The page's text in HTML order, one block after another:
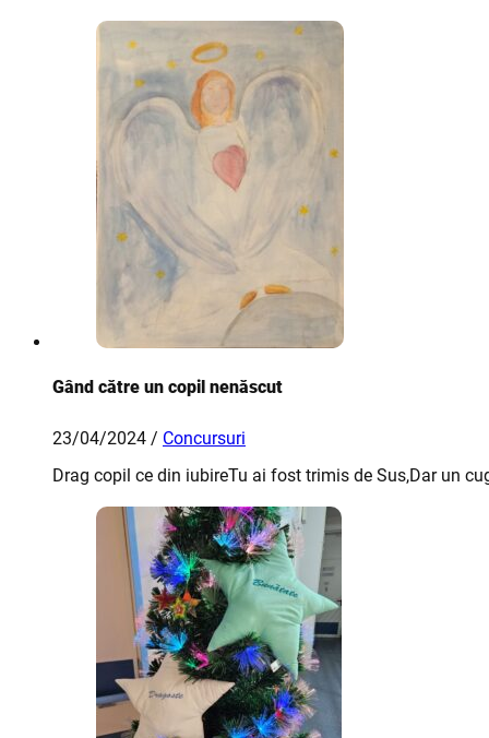
Gând către un copil nenăscut
23/04/2024 / Concursuri
Drag copil ce din iubireTu ai fost trimis de Sus,Dar un